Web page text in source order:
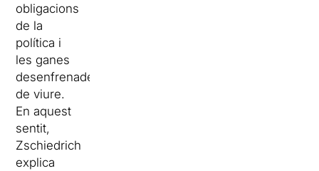
obligacions
de la
política i
les ganes
desenfrenades
de viure.
En aquest
sentit,
Zschiedrich
explica